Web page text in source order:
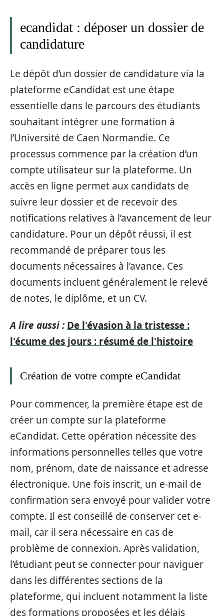
ecandidat : déposer un dossier de
candidature
Le dépôt d’un dossier de candidature via la
plateforme eCandidat est une étape
essentielle dans le parcours des étudiants
souhaitant intégrer une formation à
l’Université de Caen Normandie. Ce
processus commence par la création d’un
compte utilisateur sur la plateforme. Un
accès en ligne permet aux candidats de
suivre leur dossier et de recevoir des
notifications relatives à l’avancement de leur
candidature. Pour un dépôt réussi, il est
recommandé de préparer tous les
documents nécessaires à l’avance. Ces
documents incluent généralement le relevé
de notes, le diplôme, et un CV.
A lire aussi : De l'évasion à la tristesse :
l'écume des jours : résumé de l'histoire
Création de votre compte eCandidat
Pour commencer, la première étape est de
créer un compte sur la plateforme
eCandidat. Cette opération nécessite des
informations personnelles telles que votre
nom, prénom, date de naissance et adresse
électronique. Une fois inscrit, un e-mail de
confirmation sera envoyé pour valider votre
compte. Il est conseillé de conserver cet e-
mail, car il sera nécessaire en cas de
problème de connexion. Après validation,
l’étudiant peut se connecter pour naviguer
dans les différentes sections de la
plateforme, qui incluent notamment la liste
des formations proposées et les délais